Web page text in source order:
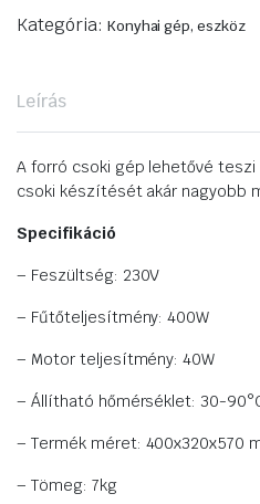
Kategória: Konyhai gép, eszköz
Leírás
A forró csoki gép lehetővé
csoki készítését akár nagyobb
Specifikáció
– Feszültség: 230V
– Fűtőteljesítmény: 400W
– Motor teljesítmény: 40W
– Állítható hőmérséklet: 30-
– Termék méret: 400x320x570
– Tömeg: 7kg